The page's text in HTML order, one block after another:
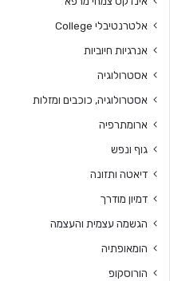
אלטרנטיבלי College
אנרגיות חיוביות
אסטרולוגיה
אסטרולוגיה, כוכבים ומזלות
ארומתרפיה
גוף ונפש
דיאטה ותזונה
דמיון מודרך
הגשמה עצמית והעצמה
הומאופתיה
הורוסקופ